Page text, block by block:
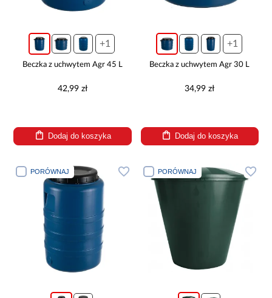
+1
Beczka z uchwytem Agr 45 L
42,99 zł
Dodaj do koszyka
+1
Beczka z uchwytem Agr 30 L
34,99 zł
Dodaj do koszyka
PORÓWNAJ PORÓWNAJ